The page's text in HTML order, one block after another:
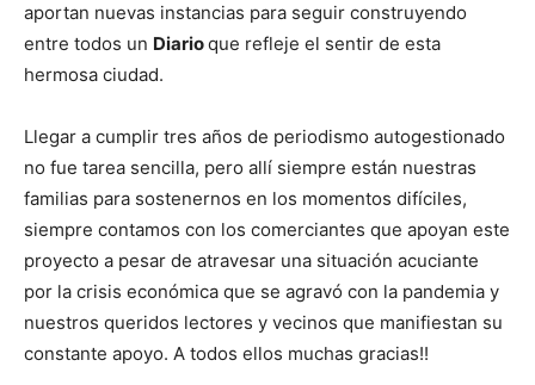
aportan nuevas instancias para seguir construyendo
entre todos un Diarioque refleje el sentir de esta
hermosa ciudad.
Llegar a cumplir tres años de periodismo autogestionado
no fue tarea sencilla, pero allí siempre están nuestras
familias para sostenernos en los momentos difíciles,
siempre contamos con los comerciantes que apoyan este
proyecto a pesar de atravesar una situación acuciante
por la crisis económica que se agravó con la pandemia y
nuestros queridos lectores y vecinos que manifiestan su
constante apoyo. A todos ellos muchas gracias!!